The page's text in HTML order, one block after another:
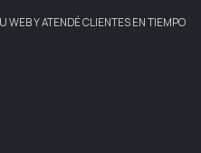
WEB Y ATENDÉ CLIENTES EN TIEMPO